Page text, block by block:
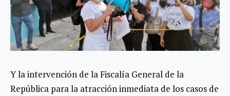
Y la intervención de la Fiscalía General de la
República para la atracción inmediata de los casos de